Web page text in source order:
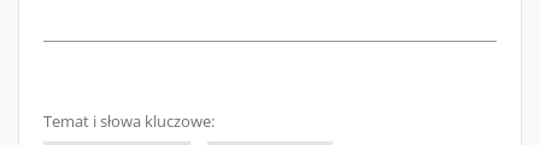
Temat i słowa kluczowe: